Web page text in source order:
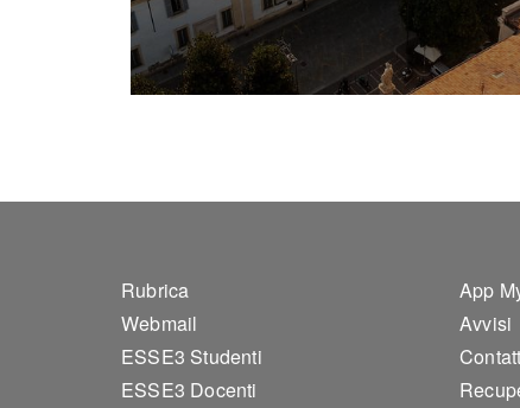
Footer 1
Rubrica
Webmail
ESSE3 Studenti
ESSE3 Docenti
App
Avvisi